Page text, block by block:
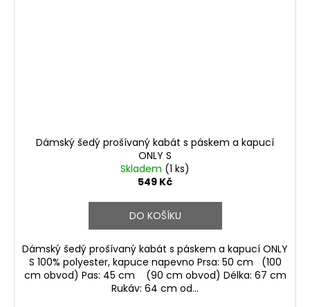
Dámský šedý prošívaný kabát s páskem a kapucí
ONLY S
Skladem (1 ks)
549 Kč
DO KOŠÍKU
Dámský šedý prošívaný kabát s páskem a kapucí ONLY
S 100% polyester, kapuce napevno Prsa: 50 cm (100
cm obvod) Pas: 45 cm (90 cm obvod) Délka: 67 cm
Rukáv: 64 cm od...